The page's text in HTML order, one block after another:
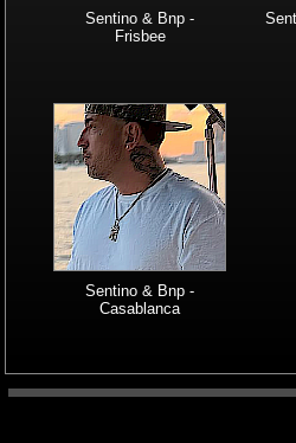
Sentino & Bnp -
Frisbee
Sentino & Bnp -
Casablanca